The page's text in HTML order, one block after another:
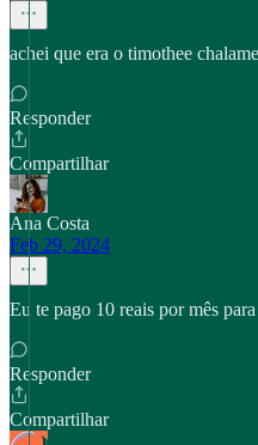
achei que era o timothee
Responder
Compartilhar
Ana Costa
Feb 29, 2024
Eu te pago 10 reais por mês
Responder
Compartilhar